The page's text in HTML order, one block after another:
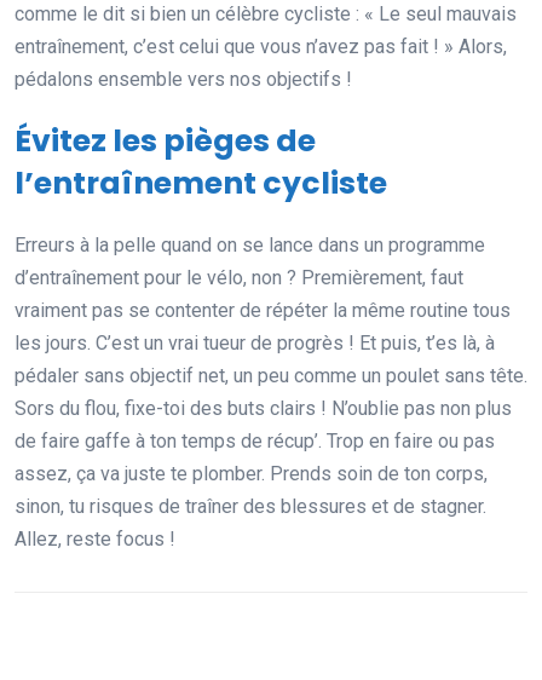
comme le dit si bien un célèbre cycliste : « Le seul mauvais
entraînement, c’est celui que vous n’avez pas fait ! » Alors,
pédalons ensemble vers nos objectifs !
Évitez les pièges de
l’entraînement cycliste
Erreurs à la pelle quand on se lance dans un programme
d’entraînement pour le vélo, non ? Premièrement, faut
vraiment pas se contenter de répéter la même routine tous
les jours. C’est un vrai tueur de progrès ! Et puis, t’es là, à
pédaler sans objectif net, un peu comme un poulet sans tête.
Sors du flou, fixe-toi des buts clairs ! N’oublie pas non plus
de faire gaffe à ton temps de récup’. Trop en faire ou pas
assez, ça va juste te plomber. Prends soin de ton corps,
sinon, tu risques de traîner des blessures et de stagner.
Allez, reste focus !